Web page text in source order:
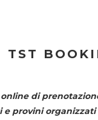
TST
online di
e provini